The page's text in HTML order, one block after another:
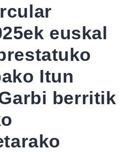
euskal
Itun
berritik